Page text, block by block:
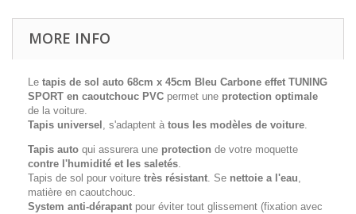
MORE INFO
Le tapis de sol auto 68cm x 45cm Bleu Carbone effet TUNING
SPORT en caoutchouc PVC permet une protection optimale
de la voiture.
Tapis universel , s'adaptent à tous les modèles de voiture.
Tapis auto qui assurera une protection de votre moquette
contre l'humidité et les saletés.
Tapis de sol pour voiture très résistant. Se nettoie a l'eau,
matière en caoutchouc.
System anti-dérapant pour éviter tout glissement (fixation avec